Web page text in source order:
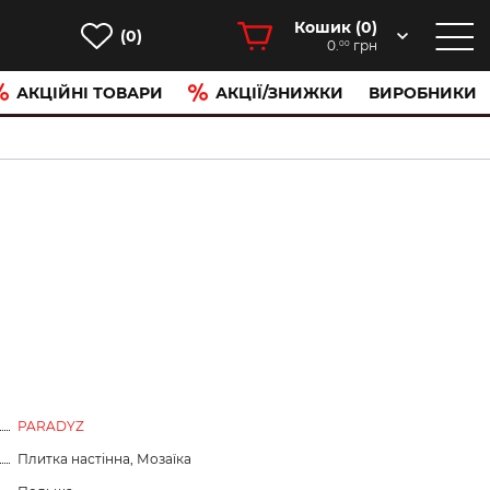
(0) Кошик (0)
0.00 грн
АКЦІЙНІ ТОВАРИ АКЦІЇ/ЗНИЖКИ ВИРОБНИКИ
PARADYZ
Плитка настінна, Мозаїка